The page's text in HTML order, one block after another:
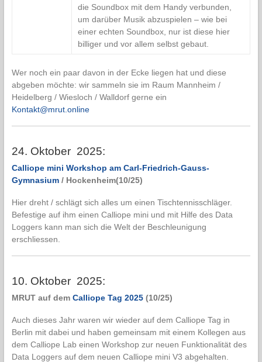
die Soundbox mit dem Handy verbunden,
um darüber Musik abzuspielen – wie bei
einer echten Soundbox, nur ist diese hier
billiger und vor allem selbst gebaut.
Wer noch ein paar davon in der Ecke liegen hat und diese
abgeben möchte: wir sammeln sie im Raum Mannheim /
Heidelberg / Wiesloch / Walldorf gerne ein
Kontakt@mrut.online
24. Oktober 2025:
Calliope mini Workshop am Carl-Friedrich-Gauss-
Gymnasium/ Hockenheim(10/25)
Hier dreht / schlägt sich alles um einen Tischtennisschläger.
Befestige auf ihm einen Calliope mini und mit Hilfe des Data
Loggers kann man sich die Welt der Beschleunigung
erschliessen.
10. Oktober 2025:
MRUT auf dem Calliope Tag 2025(10/25)
Auch dieses Jahr waren wir wieder auf dem Calliope Tag in
Berlin mit dabei und haben gemeinsam mit einem Kollegen aus
dem Calliope Lab einen Workshop zur neuen Funktionalität des
Data Loggers auf dem neuen Calliope mini V3 abgehalten.